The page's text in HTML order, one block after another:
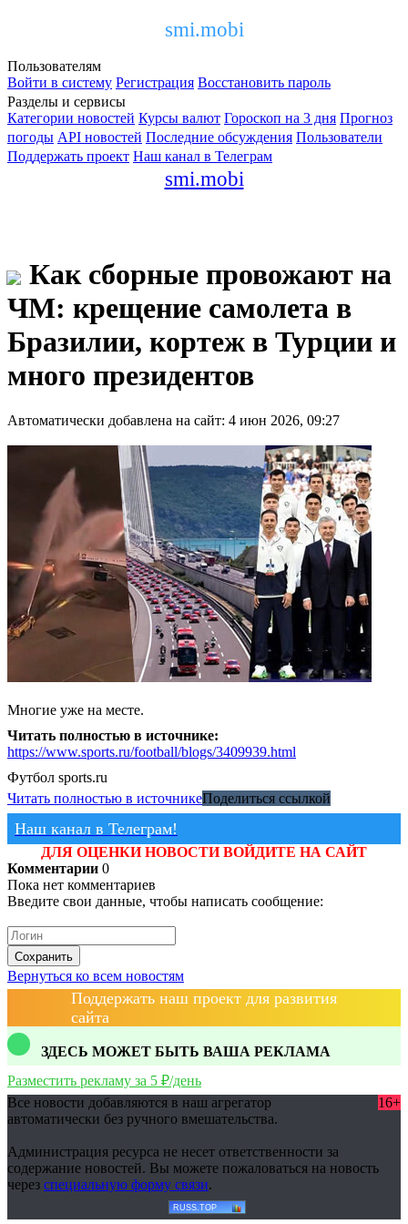
smi.mobi
Пользователям
Войти в систему Регистрация Восстановить пароль
Разделы и сервисы
Категории новостей Курсы валют Гороскоп на 3 дня Прогноз
погоды API новостей Последние обсуждения Пользователи
Поддержать проект Наш канал в Телеграм
smi.mobi
Как сборные провожают на
ЧМ: крещение самолета в
Бразилии, кортеж в Турции и
много президентов
Автоматически добавлена на сайт: 4 июн 2026, 09:27
Многие уже на месте.
Читать полностью в источнике:
https://www.sports.ru/football/blogs/3409939.html
Футбол sports.ru
Читать полностью в источникеПоделиться ссылкой
Наш канал в Телеграм!
ДЛЯ ОЦЕНКИ НОВОСТИ ВОЙДИТЕ НА САЙТ
Комментарии 0
Пока нет комментариев
Введите свои данные, чтобы написать сообщение:
Сохранить
Вернуться ко всем новостям
Поддержать наш проект для развития
сайта
ЗДЕСЬ МОЖЕТ БЫТЬ ВАША РЕКЛАМА
Разместить рекламу за 5 ₽/день
Все новости добавляются в наш агрегатор
автоматически без ручного вмешательства.
16+
Администрация ресурса не несет ответственности за
содержание новостей. Вы можете пожаловаться на новость
через специальную форму связи.